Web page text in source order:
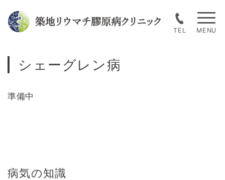
to
content
TEL
シェーグレン病
準備中
病気の知識